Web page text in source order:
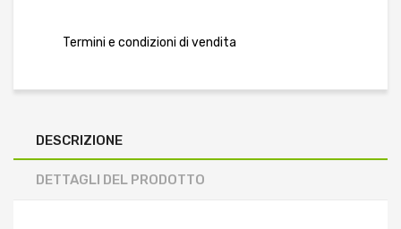
Termini e condizioni di vendita
DESCRIZIONE
DETTAGLI DEL PRODOTTO